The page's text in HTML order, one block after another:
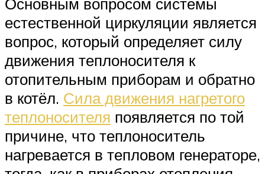
естественной циркуляции является
вопрос, который определяет силу
движения теплоносителя к
отопительным приборам и обратно
в котёл. Сила движения нагретого
теплоносителя появляется по той
причине, что теплоноситель
нагревается в тепловом генераторе,